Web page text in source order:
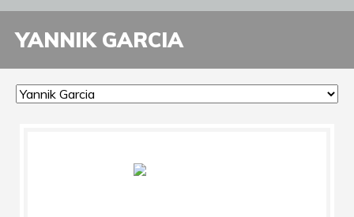
YANNIK GARCIA